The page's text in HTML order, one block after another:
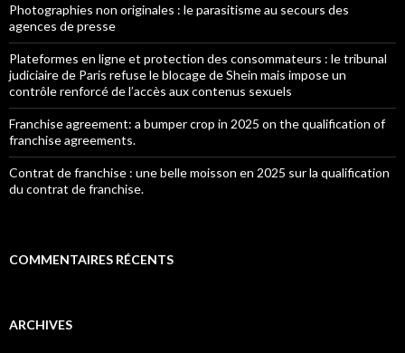
Photographies non originales : le parasitisme au secours des
agences de presse
Plateformes en ligne et protection des consommateurs : le tribunal
judiciaire de Paris refuse le blocage de Shein mais impose un
contrôle renforcé de l’accès aux contenus sexuels
Franchise agreement: a bumper crop in 2025 on the qualification of
franchise agreements.
Contrat de franchise : une belle moisson en 2025 sur la qualification
du contrat de franchise.
COMMENTAIRES RÉCENTS
ARCHIVES